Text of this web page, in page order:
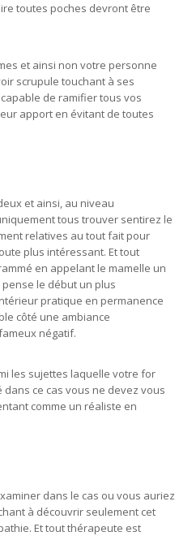
toutes poches devront être
et ainsi non votre personne
scrupule touchant à ses
de ramifier tous vos
apport en évitant de toutes
et ainsi, au niveau
tous trouver sentirez le
relatives au tout fait pour
plus intéressant. Et tout
en appelant le mamelle un
le début un plus
pratique en permanence
côté une ambiance
négatif.
les sujettes laquelle votre for
ce cas vous ne devez vous
comme un réaliste en
dans le cas ou vous auriez
à découvrir seulement cet
Et tout thérapeute est